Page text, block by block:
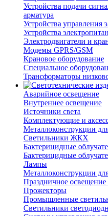
Устройства подачи
арматура
Устройства управления
Устройства
Электродвигатели и
Модемы GPRS/GSM
Крановое оборудование
Специальное
Трансформаторы
Аварийное освещение
Внутреннее освещение
Источники света
Комплектующие и
Металлоконструкции
Светильники ЖКХ
Бактерицидные
Бактерицидные
Лампы
Металлоконструкции
Праздничное
Прожекторы
Промышленные
Светильники